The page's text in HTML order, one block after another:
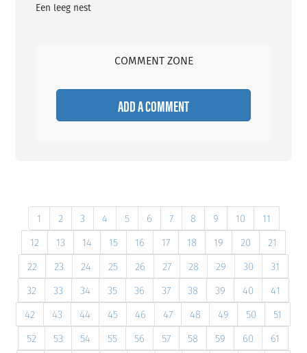
Een leeg nest
COMMENT ZONE
ADD A COMMENT
1 2 3 4 5 6 7 8 9 10
11
12
13 14 15 16 17 18 19 20
21
22
23 24 25 26 27 28 29 30
31
32
33 34 35 36 37 38 39 40
41
42
43 44 45 46 47 48 49 50
51
52
53 54 55 56 57 58 59 60
61